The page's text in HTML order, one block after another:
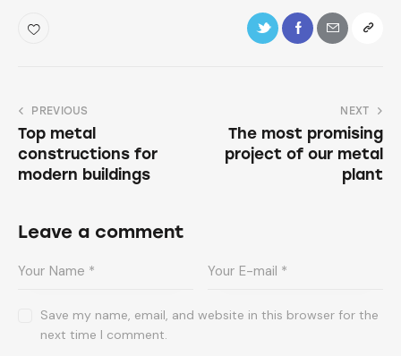
PREVIOUS
Top metal
constructions for
modern buildings
NEXT
The most promising
project of our metal
plant
Leave a comment
Save my name, email, and website in this browser for the
next time I comment.